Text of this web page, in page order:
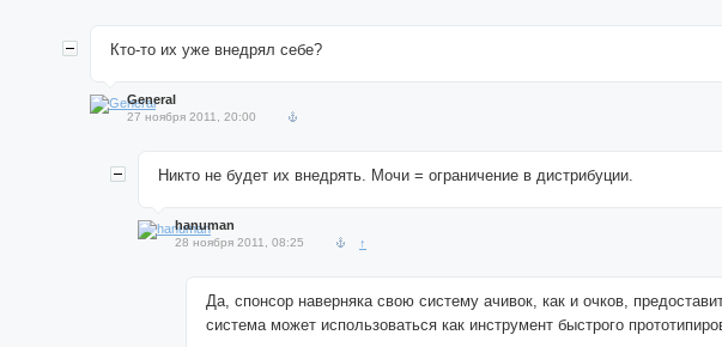
Кто-то их уже внедрял себе?
General
27 ноября 2011, 20:00
Никто не будет их внедрять. Мочи = ограничение в дистрибуции.
hanuman
28 ноября 2011, 08:25 ↑
Да, спонсор наверняка свою систему ачивок, как и очков,
система может использоваться как инструмент быстрого